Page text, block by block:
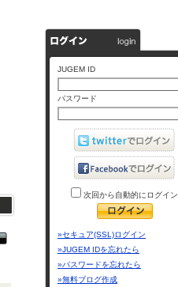
JUGEM ID
パスワード
次回から自動的にログイン
»セキュア(SSL)ログイン
»JUGEM IDを忘れたら
»パスワードを忘れたら
»無料ブログ作成